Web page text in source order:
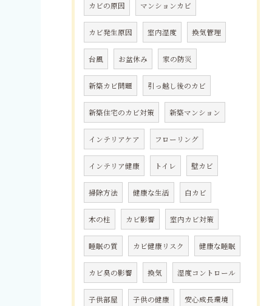
カビの原因 マンションカビ
カビ発生原因 室内湿度 換気管理
台風 お盆休み 家の防災
新築カビ問題 引っ越し後のカビ
新築住宅のカビ対策 新築マンション
インテリアケア フローリング
インテリア健康 トイレ 壁カビ
掃除方法 健康な生活 白カビ
木の柱 カビ影響 室内カビ対策
睡眠の質 カビ健康リスク 健康な睡眠
カビ臭の影響 換気 湿度コントロール
子供部屋 子供の健康 安心成長環境